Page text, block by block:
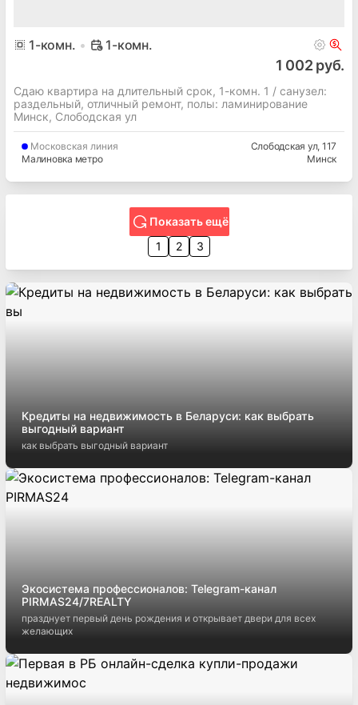
1-комн. 1-комн.
1 002 руб.
Сдаю квартира на длительный срок, 1-комн. 1 / cанузел:
раздельный, отличный ремонт, полы: ламинирование
Минск, Слободская ул
Московская линия
Малиновка метро
Слободская ул, 117
Минск
Показать ещё
1
2 3
Кредиты на недвижимость в Беларуси: как выбрать
выгодный вариант
как выбрать выгодный вариант
Экосистема профессионалов: Telegram-канал
PIRMAS24/7REALTY
празднует первый день рождения и открывает двери для всех
желающих